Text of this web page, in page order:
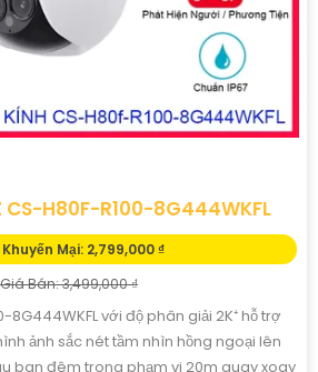
Mại: 1,900,000 ₫
Giá Bán: 2,100,000 ₫
R100-1J4WKFL là Camera cao cấp
và hồng ngoại Smart IR, thiết kế thông
thẻ nhớ. Ấn tượng ơn với những...